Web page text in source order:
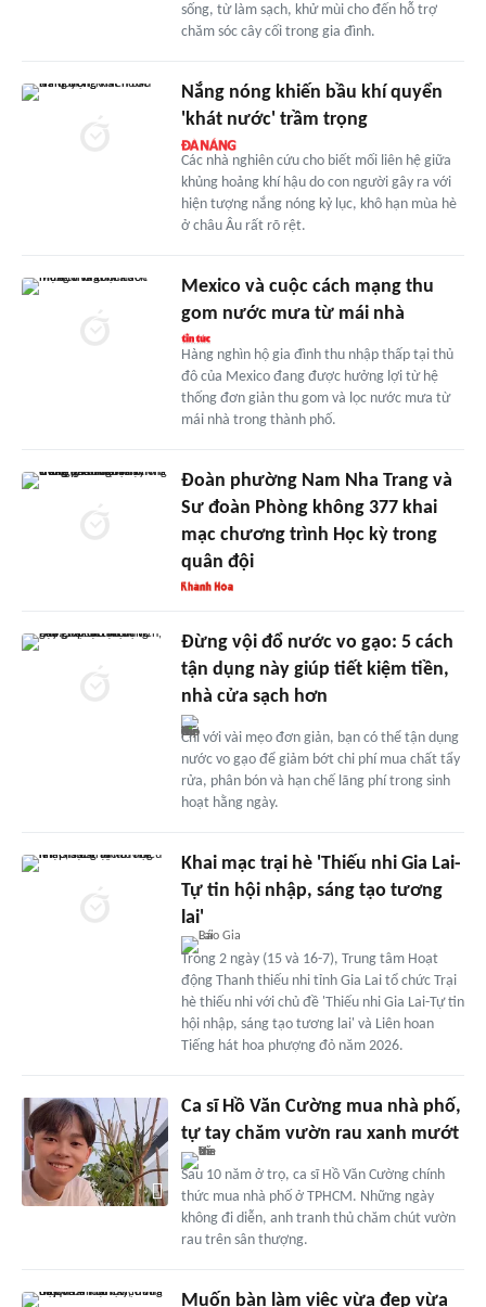
sống, từ làm sạch, khử mùi cho đến hỗ trợ
chăm sóc cây cối trong gia đình.
Nắng nóng khiến bầu khí quyển
'khát nước' trầm trọng
Các nhà nghiên cứu cho biết mối liên hệ giữa
khủng hoảng khí hậu do con người gây ra với
hiện tượng nắng nóng kỷ lục, khô hạn mùa hè
ở châu Âu rất rõ rệt.
Mexico và cuộc cách mạng thu
gom nước mưa từ mái nhà
Hàng nghìn hộ gia đình thu nhập thấp tại thủ
đô của Mexico đang được hưởng lợi từ hệ
thống đơn giản thu gom và lọc nước mưa từ
mái nhà trong thành phố.
Đoàn phường Nam Nha Trang và
Sư đoàn Phòng không 377 khai
mạc chương trình Học kỳ trong
quân đội
Đừng vội đổ nước vo gạo: 5 cách
tận dụng này giúp tiết kiệm tiền,
nhà cửa sạch hơn
Chỉ với vài mẹo đơn giản, bạn có thể tận dụng
nước vo gạo để giảm bớt chi phí mua chất tẩy
rửa, phân bón và hạn chế lãng phí trong sinh
hoạt hằng ngày.
Khai mạc trại hè 'Thiếu nhi Gia Lai-
Tự tin hội nhập, sáng tạo tương
lai'
Trong 2 ngày (15 và 16-7), Trung tâm Hoạt
động Thanh thiếu nhi tỉnh Gia Lai tổ chức Trại
hè thiếu nhi với chủ đề 'Thiếu nhi Gia Lai-Tự tin
hội nhập, sáng tạo tương lai' và Liên hoan
Tiếng hát hoa phượng đỏ năm 2026.
Ca sĩ Hồ Văn Cường mua nhà phố,
tự tay chăm vườn rau xanh mướt
Sau 10 năm ở trọ, ca sĩ Hồ Văn Cường chính
thức mua nhà phố ở TPHCM. Những ngày
không đi diễn, anh tranh thủ chăm chút vườn
rau trên sân thượng.
Muốn bàn làm việc vừa đẹp vừa